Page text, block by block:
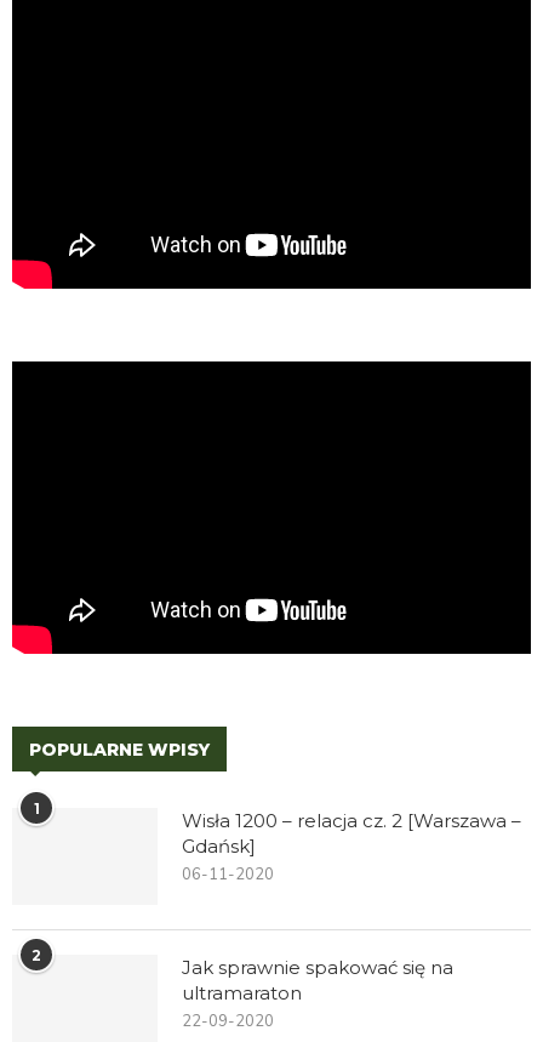
POPULARNE WPISY
1
Wisła 1200 – relacja cz. 2 [Warszawa –
Gdańsk]
06-11-2020
2
Jak sprawnie spakować się na
ultramaraton
22-09-2020